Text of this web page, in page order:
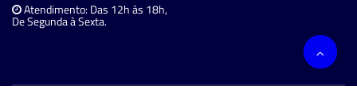
Atendimento: Das 12h às 18h,
De Segunda à Sexta.